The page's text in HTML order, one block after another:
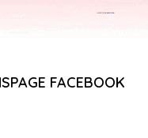
FACEBOOK